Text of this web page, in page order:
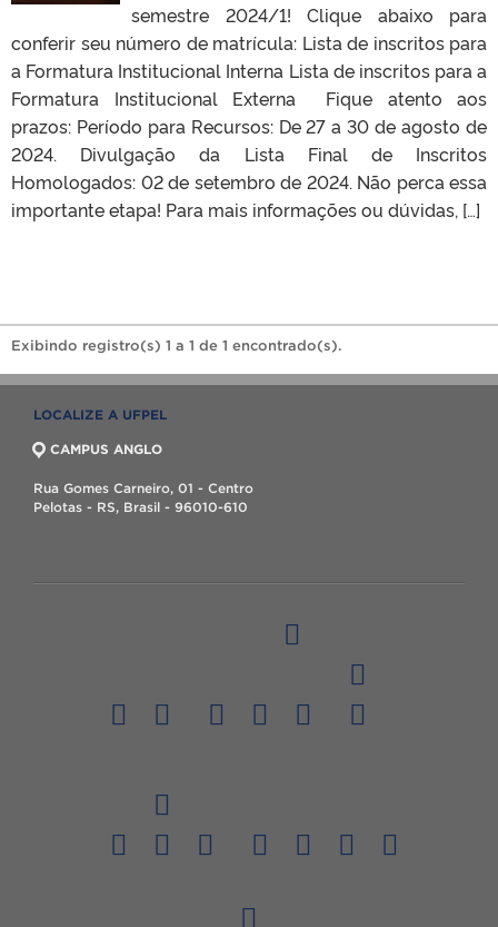
semestre 2024/1! Clique abaixo para
conferir seu número de matrícula: Lista de inscritos para
a Formatura Institucional Interna Lista de inscritos para a
Formatura Institucional Externa Fique atento aos
prazos: Período para Recursos: De 27 a 30 de agosto de
2024. Divulgação da Lista Final de Inscritos
Homologados: 02 de setembro de 2024. Não perca essa
importante etapa! Para mais informações ou dúvidas, […]
Exibindo registro(s) 1 a 1 de 1 encontrado(s).
LOCALIZE A UFPEL
CAMPUS ANGLO
Rua Gomes Carneiro, 01 - Centro
Pelotas - RS, Brasil - 96010-610